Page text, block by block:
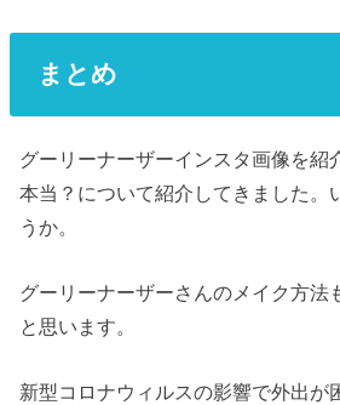
まとめ
グーリーナーザーインスタ画像を紹
本当？について紹介してきました。
うか。
グーリーナーザーさんのメイク方法
と思います。
新型コロナウィルスの影響で外出が